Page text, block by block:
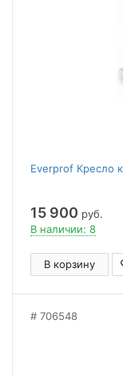
Everprof Кресло
15 900 руб.
В наличии: 8
В корзину
706548